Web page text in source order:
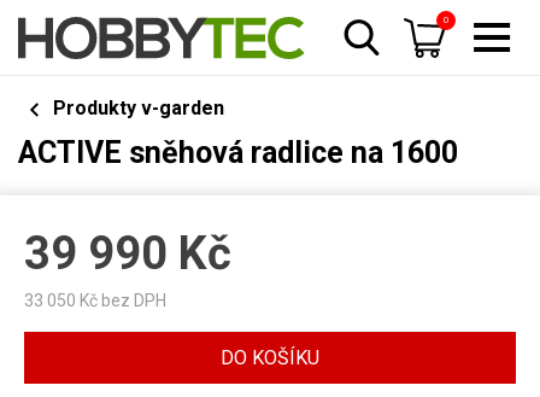
0
Produkty v-garden
ACTIVE sněhová radlice na 1600
39 990 Kč
33 050 Kč bez DPH
DO KOŠÍKU